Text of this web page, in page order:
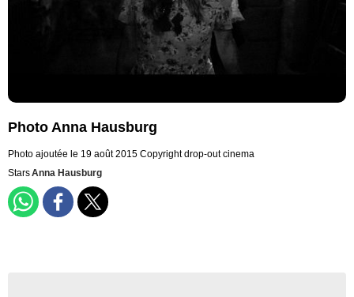
Photo Anna Hausburg
Photo ajoutée le 19 août 2015 Copyright drop-out cinema
StarsAnna Hausburg